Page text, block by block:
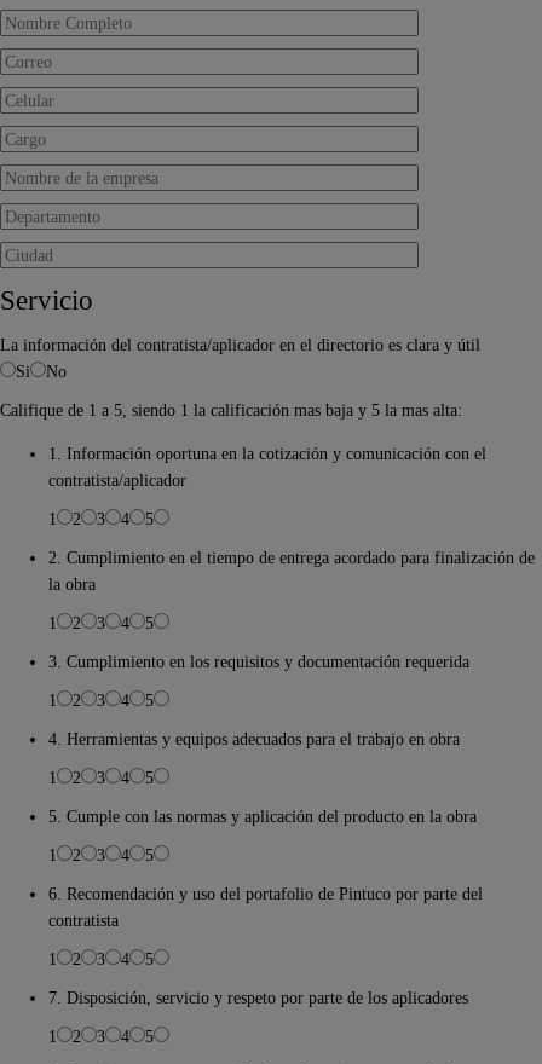
Servicio
La información del contratista/aplicador en el directorio es clara y útil
Si
No
Califique de 1 a 5, siendo 1 la calificación mas baja y 5 la mas alta:
1. Información oportuna en la cotización y comunicación con el
contratista/aplicador
1
2 3 4
5
2. Cumplimiento en el tiempo de entrega acordado para finalización de
la obra
1
2 3 4
5
3. Cumplimiento en los requisitos y documentación requerida
1
2 3 4
5
4. Herramientas y equipos adecuados para el trabajo en obra
1
2 3 4
5
5. Cumple con las normas y aplicación del producto en la obra
1
2 3 4
5
6. Recomendación y uso del portafolio de Pintuco por parte del
contratista
1
2 3 4
5
7. Disposición, servicio y respeto por parte de los aplicadores
1
2 3 4
5